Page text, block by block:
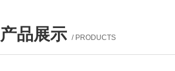
产品展示 / PRODUCTS